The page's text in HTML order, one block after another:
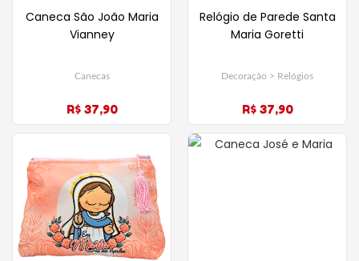
Caneca São João Maria
Vianney
Canecas
R$ 37,90
Relógio de Parede Santa
Maria Goretti
Decoração > Relógios
R$ 37,90